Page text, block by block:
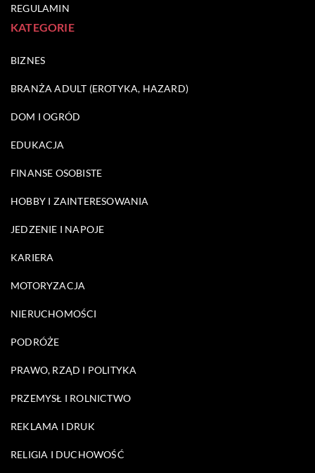
REGULAMIN
KATEGORIE
BIZNES
BRANŻA ADULT (EROTYKA, HAZARD)
DOM I OGRÓD
EDUKACJA
FINANSE OSOBISTE
HOBBY I ZAINTERESOWANIA
JEDZENIE I NAPOJE
KARIERA
MOTORYZACJA
NIERUCHOMOŚCI
PODRÓŻE
PRAWO, RZĄD I POLITYKA
PRZEMYSŁ I ROLNICTWO
REKLAMA I DRUK
RELIGIA I DUCHOWOŚĆ